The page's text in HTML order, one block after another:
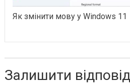
Як змінити мову у Windows 11
Залишити